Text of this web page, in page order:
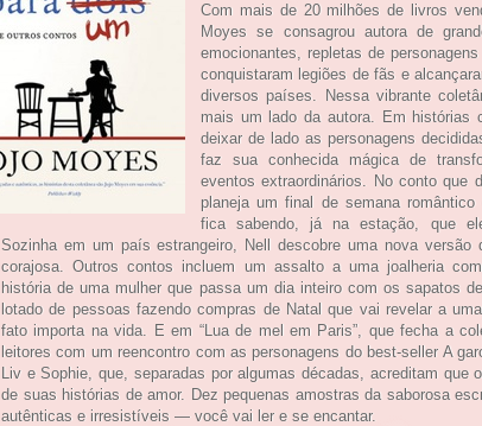
Com mais de 20 milhões de livros
Moyes se consagrou autora de
emocionantes, repletas de
conquistaram legiões de fãs e
diversos países. Nessa vibrante
mais um lado da autora. Em histórias
deixar de lado as personagens
faz sua conhecida mágica de
eventos extraordinários. No conto que
planeja um final de semana
fica sabendo, já na estação, que
Sozinha em um país estrangeiro, Nell descobre uma nova versão
corajosa. Outros contos incluem um assalto a uma joalheria
história de uma mulher que passa um dia inteiro com os sapatos
lotado de pessoas fazendo compras de Natal que vai revelar a
fato importa na vida. E em “Lua de mel em Paris”, que fecha a
leitores com um reencontro com as personagens do best-seller A
Liv e Sophie, que, separadas por algumas décadas, acreditam que
de suas histórias de amor. Dez pequenas amostras da saborosa
autênticas e irresistíveis — você vai ler e se encantar.